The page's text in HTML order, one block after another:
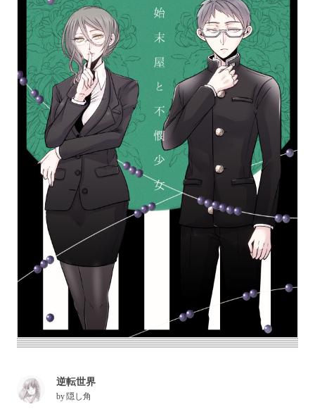
逆転世界
by隠し角